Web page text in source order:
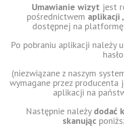
Umawianie wizyt jest
pośrednictwem aplikacji
dostępnej na platformę
Po pobraniu aplikacji należy
hasło
(niezwiązane z naszym
wymagane przez
aplikacji na
Następnie należy dodać
skanując